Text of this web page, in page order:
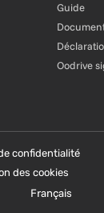
Guide
Oodrive
confidentialité
des cookies
Français